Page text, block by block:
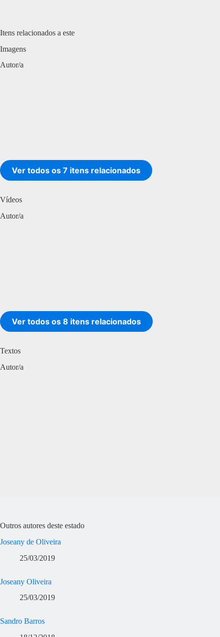
Itens relacionados a este
Imagens
Autor/a
Ver todos os 7 itens relacionados
Vídeos
Autor/a
Ver todos os 8 itens relacionados
Textos
Autor/a
Outros autores deste estado
Joseany de Oliveira
25/03/2019
Joseany Oliveira
25/03/2019
Sandro Barros